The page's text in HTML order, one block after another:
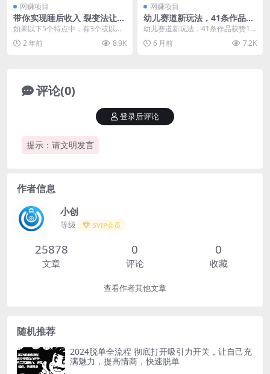
网赚项目
带你实现睡后收入 裂变法让用
户为你免费推广 不再为流量焦
虑 小白轻松…
如果以下5个特点中，有3个或以上
符合你的情况，务必认真关注这门
课程！ 1.有车贷...
2 年前 8.9K
网赚项目
幼儿赛道新玩法，41条作品获
赞144.4w，小白也可上手
幼儿赛道新玩法，41条作品获赞14
4.4w，小白也可上手 项目介绍：育
儿赛道居然...
6 月前 7.2K
评论(0)
提示：请文明发言
登录后评论
作者信息
小创
等级 SVIP会员
25878
文章
0
评论
0
收藏
查看作者其他文章
随机推荐
2024脱单全流程 彻底打开吸引力开关，让自己充
满魅力，提高情商，快速脱单